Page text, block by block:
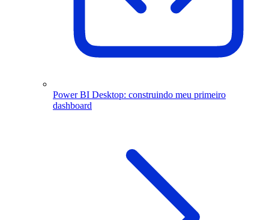
Power BI Desktop: construindo meu primeiro
dashboard